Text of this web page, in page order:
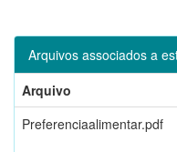
Arquivos associados a
Arquivo
Preferenciaalimentar.pdf